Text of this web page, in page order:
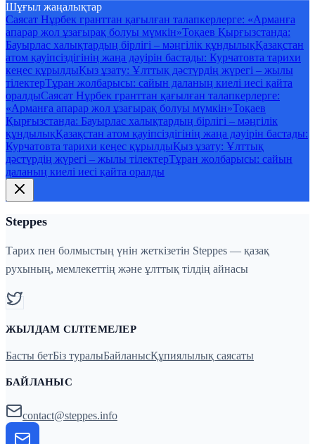
Шұғыл жаңалықтар
Саясат Нұрбек гранттан қағылған талапкерлерге: «Арманға
апарар жол ұзағырақ болуы мүмкін»Тоқаев Қырғызстанда:
Бауырлас халықтардың бірлігі – мәңгілік құндылықҚазақстан
атом қауіпсіздігінің жаңа дәуірін бастады: Курчатовта тарихи
кеңес құрылдыҚыз ұзату: Ұлттық дәстүрдің жүрегі – жылы
тілектерТұран жолбарысы: сайын даланың киелі иесі қайта
оралдыСаясат Нұрбек гранттан қағылған талапкерлерге:
«Арманға апарар жол ұзағырақ болуы мүмкін»Тоқаев
Қырғызстанда: Бауырлас халықтардың бірлігі – мәңгілік
құндылықҚазақстан атом қауіпсіздігінің жаңа дәуірін бастады:
Курчатовта тарихи кеңес құрылдыҚыз ұзату: Ұлттық
дәстүрдің жүрегі – жылы тілектерТұран жолбарысы: сайын
даланың киелі иесі қайта оралды
Steppes
Тарих пен болмыстың үнін жеткізетін Steppes — қазақ
рухының, мемлекеттің және ұлттық тілдің айнасы
ЖЫЛДАМ СІЛТЕМЕЛЕР
Басты бетБіз туралыБайланысҚұпиялылық саясаты
БАЙЛАНЫС
contact@steppes.info